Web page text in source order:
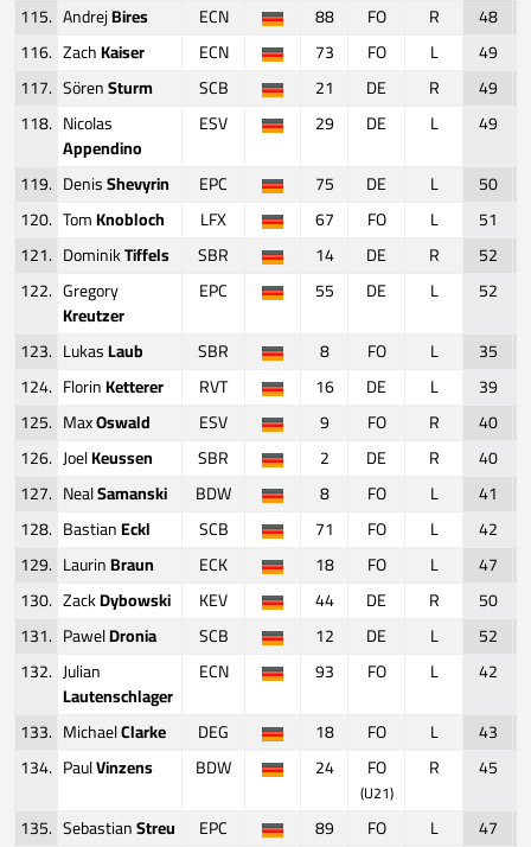
115. AndrejBires ECN 88 FO R 48
116. ZachKaiser ECN 73 FO L 49
117. SörenSturm SCB 21 DE R 49
118. Nicolas
Appendino
ESV 29 DE L 49
119. DenisShevyrin EPC 75 DE L 50
120. TomKnobloch LFX 67 FO L 51
121. DominikTiffels SBR 14 DE R 52
122. Gregory
Kreutzer
EPC 55 DE L 52
123. LukasLaub SBR 8 FO L 35
124. FlorinKetterer RVT 16 DE L 39
125. MaxOswald ESV 9 FO R 40
126. JoelKeussen SBR 2 DE R 40
127. NealSamanski BDW 8 FO L 41
128. BastianEckl SCB 71 FO L 42
129. LaurinBraun ECK 18 FO L 47
130. ZackDybowski KEV 44 DE R 50
131. PawelDronia SCB 12 DE L 52
132. Julian
Lautenschlager
ECN 93 FO L 42
133. MichaelClarke DEG 18 FO L 43
134. PaulVinzens BDW 24 FO
(U21)
R 45
135. SebastianStreu EPC 89 FO L 47